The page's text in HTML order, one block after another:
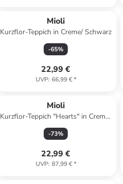
Mioli
Kurzflor-Teppich in Creme/ Schwarz
-65%
22,99 €
UVP: 66,99 €*
Mioli
Kurzflor-Teppich "Hearts" in Creme/
Rosa/ Blau
-73%
22,99 €
UVP: 87,99 €*